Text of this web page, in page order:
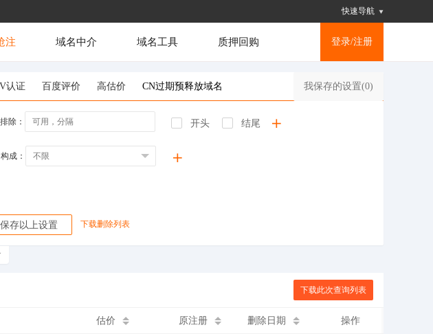
快速导航
注 域名中介 域名工具 质押回购 登录/注册
认证 百度评价 高估价 CN过期预释放域名 我保存的设置(0)
除： 开头 结尾
成：
保存以上设置 下载删除列表
下载此次查询列表
估价 原注册 删除日期 操作